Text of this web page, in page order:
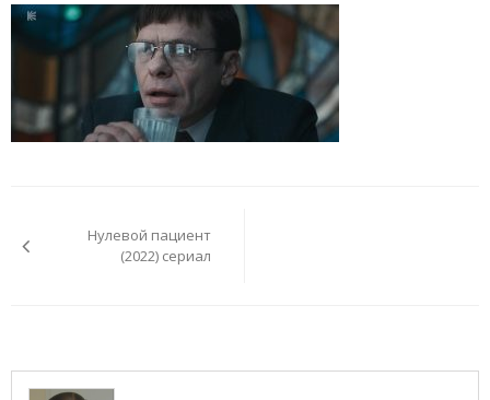
записямНулевой пациент
(2022) сериал